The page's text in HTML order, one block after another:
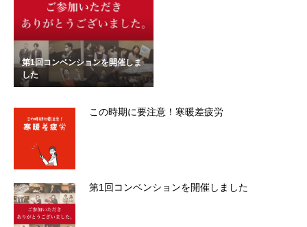
第1回コンベンションを開催しま
した
この時期に要注意！寒暖差疲労
第1回コンベンションを開催しました